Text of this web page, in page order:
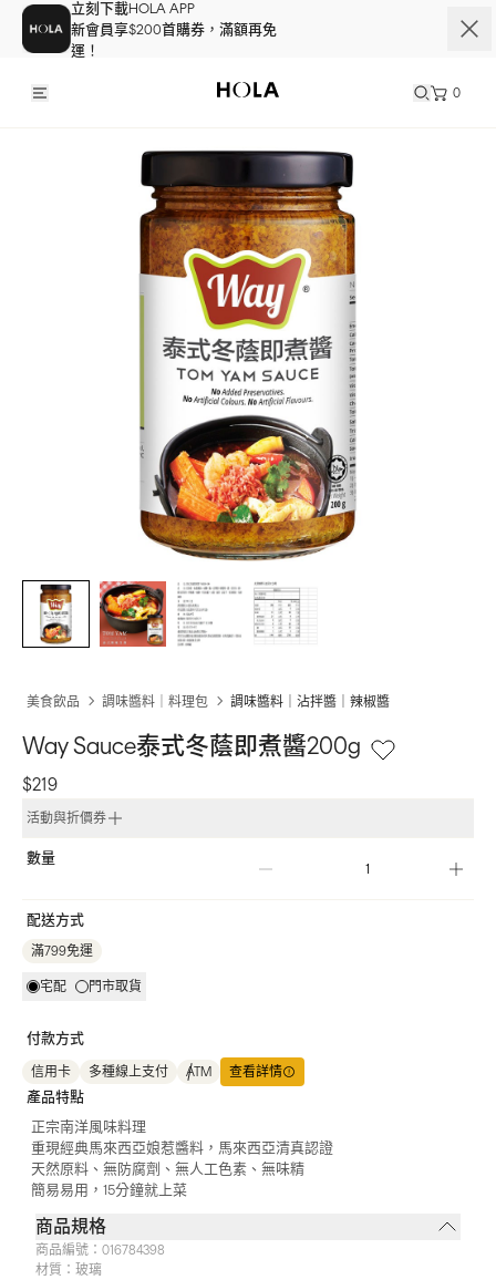
立刻下載HOLA APP
新會員享$200首購券，滿額再免
運！
0
美食飲品 調味醬料｜料理包 調味醬料｜沾拌醬｜辣椒醬
Way Sauce泰式冬蔭即煮醬200g
$219
活動與折價券
數量
配送方式
滿799免運
宅配 門市取貨
付款方式
信用卡 多種線上支付 ATM 查看詳情
產品特點
正宗南洋風味料理
重現經典馬來西亞娘惹醬料，馬來西亞清真認證
天然原料、無防腐劑、無人工色素、無味精
簡易易用，15分鐘就上菜
商品規格
商品編號： 016784398
材質： 玻璃